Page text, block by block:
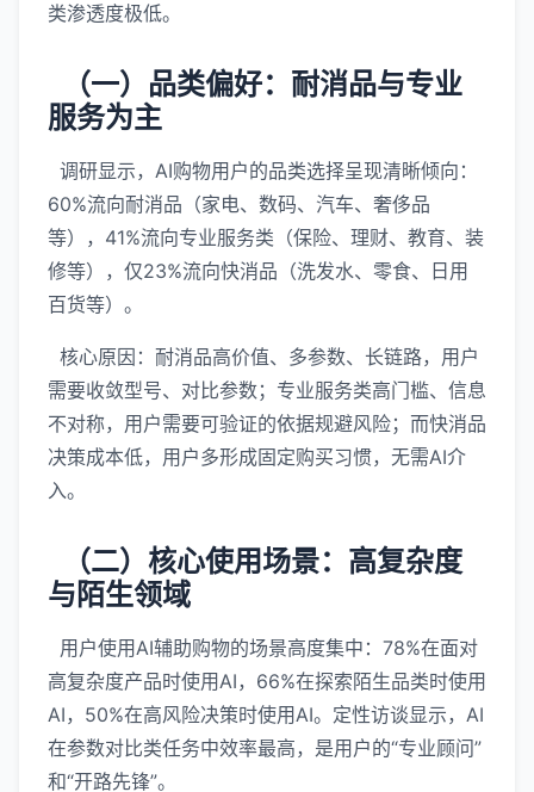
类渗透度极低。
（一）品类偏好：耐消品与专业
服务为主
调研显示，AI购物用户的品类选择呈现清晰倾向：
60%流向耐消品（家电、数码、汽车、奢侈品
等），41%流向专业服务类（保险、理财、教育、装
修等），仅23%流向快消品（洗发水、零食、日用
百货等）。
核心原因：耐消品高价值、多参数、长链路，用户
需要收敛型号、对比参数；专业服务类高门槛、信息
不对称，用户需要可验证的依据规避风险；而快消品
决策成本低，用户多形成固定购买习惯，无需AI介
入。
（二）核心使用场景：高复杂度
与陌生领域
用户使用AI辅助购物的场景高度集中：78%在面对
高复杂度产品时使用AI，66%在探索陌生品类时使用
AI，50%在高风险决策时使用AI。定性访谈显示，AI
在参数对比类任务中效率最高，是用户的“专业顾问”
和“开路先锋”。